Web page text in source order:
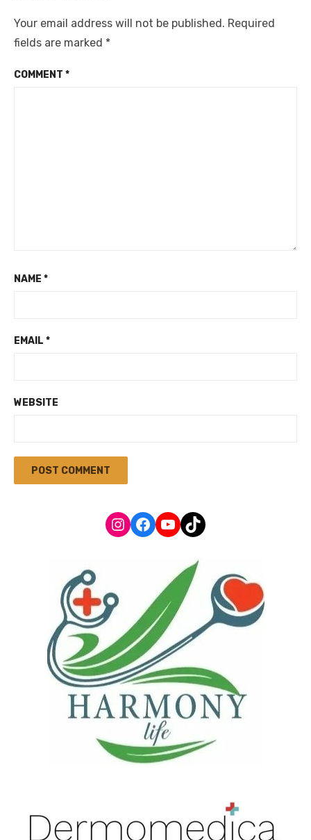
Your email address will not be published. Required
fields are marked *
COMMENT *
NAME *
EMAIL *
WEBSITE
Instagram
Facebook
YouTube
TikTok